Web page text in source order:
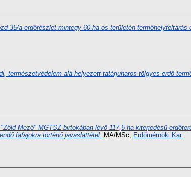
35/a erdőrészlet mintegy 60 ha-os területén
természetvédelem alá helyezett tatárjuharos tölgyes erdő
Mező" MGTSZ birtokában lévő 117,5 ha kiterjedésű
fafajokra történő javaslattétel. MA/MSc, Erdőmérnöki Kar.